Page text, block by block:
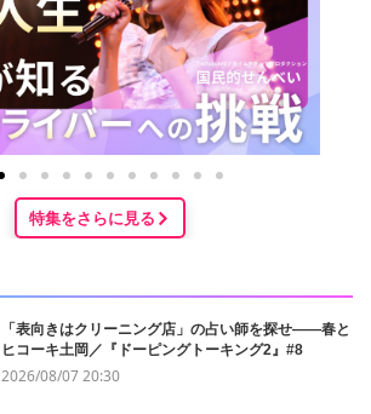
特集をさらに見る
「表向きはクリーニング店」の占い師を探せ——春と
ヒコーキ土岡／『ドーピングトーキング2』#8
2026/08/07 20:30